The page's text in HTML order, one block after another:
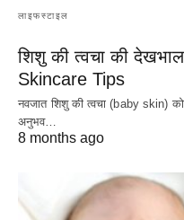
लाइफस्टाइल
शिशु की त्वचा की
Skincare Tips
नवजात शिशु की त्वचा (baby skin)
अनुभव…
8 months ago